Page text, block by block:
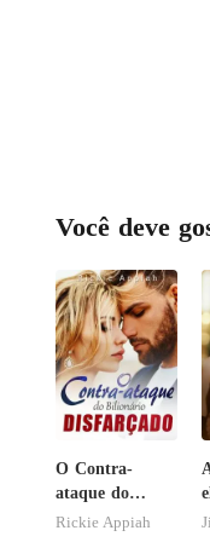
Você deve
O Contra-
ataque do
Bilionário
Rickie Appiah